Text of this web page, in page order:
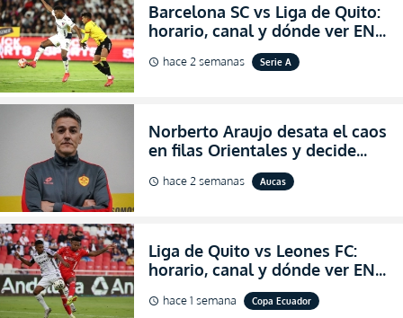
Barcelona SC vs Liga de Quito:
horario, canal y dónde ver EN
VIVO la Fecha 22 de la LigaPro
2026
schedule hace 2 semanas Serie A
Norberto Araujo desata el caos
en filas Orientales y decide
abandonar la dirección técnica
de Aucas
schedule hace 2 semanas Aucas
Liga de Quito vs Leones FC:
horario, canal y dónde ver EN
VIVO los octavos de final de la
Copa Ecuador 2026
schedule hace 1 semana Copa Ecuador